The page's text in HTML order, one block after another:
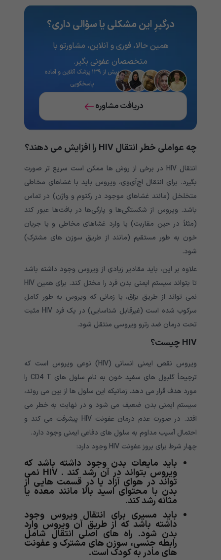
درگیرِ این مشکلی یا سؤالی داری؟
همین حالا، فوری و آنلاین، مشاورتو با
متخصصان عفونی بگیر.
بیش از ۱۳۹ پزشک آنلاین و آماده
پاسخگویی
دریافت مشاوره
چه عواملی خطر انتقال HIV را افزایش می دهند؟
انتقال HIV در برخی از روش ها ممکن است سریع تر صورت
بگیرد. برای انتقال اچ‌آی‌وی، ویروس باید با غشاهای مخاطی
متخلخل (مانند غشاهای موجود در رکتوم و واژن) در تماس
باشد. ویروس از شکستگی‌ها و پارگی‌ها در بافت‌ها عبور کند
(مثلاً در حین مقاربت) یا وارد غشاهای مخاطی و یا جریان
خون به طور مستقیم (مانند از طریق سوزن های مشترک)
شود.
علاوه بر این، باید مقادیر زیادی از ویروس وجود داشته باشد
تا بتواند سیستم ایمنی بدن فرد را مختل کند. برای همین HIV
نمی تواند از طریق بزاق، یا زمانی که ویروس به طور کامل
سرکوب شده است (غیرقابل شناسایی) در یک فرد HIV مثبت
تحت درمان ضد رترو ویروسی منتقل شود.
HIV چیست؟
ویروس نقص ایمنی انسانی (HIV) نوعی ویروس است که
ترجیحاً گلبول های سفید خون به نام سلول های CD4 T را
مورد هدف قرار می دهد. زمانیکه این سلول ها از بین می روند،
سیستم ایمنی بدن ضعیف می شود و در نهایت به خطر می
افتد. در صورت عدم درمان عفونت HIV پیشرفت می کند و
احتمال آسیب مداوم به سلول های دفاعی ایمنی وجود دارد.
چهار شرط برای بروز عفونت HIV وجود دارد:
باید مایعات بدن وجود داشته باشد که
ویروس بتواند در آن رشد کند . HIV نمی
تواند در هوای آزاد یا در قسمت هایی از
بدن با محتوای اسید بالا مانند معده یا
مثانه رشد کند.
باید مسیری برای انتقال ویروس وجود
داشته باشد که از طریق آن ویروس وارد
بدن شود. راه های اصلی انتقال شامل
رابطه جنسی، سوزن های مشترک و عفونت
های مادر به کودک است.